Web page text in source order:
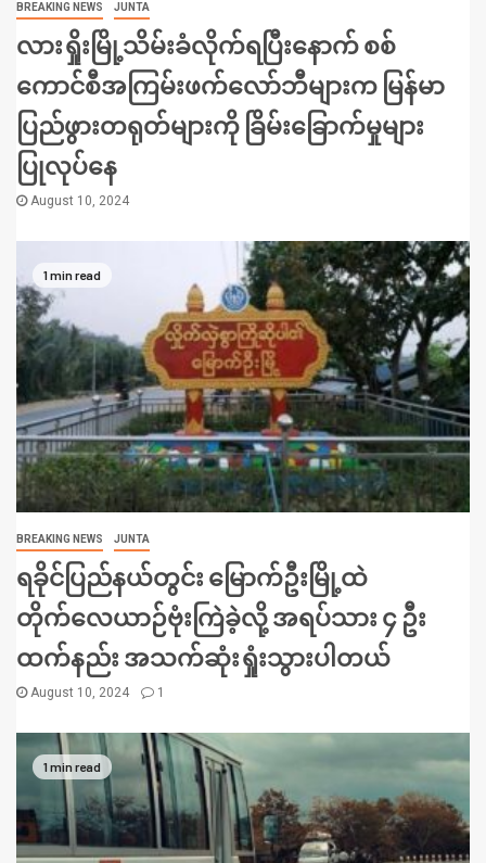
BREAKING NEWS JUNTA
လားရှိုးမြို့သိမ်းခံလိုက်ရပြီးနောက် စစ်
ကောင်စီအကြမ်းဖက်လော်ဘီများက မြန်မာ
ပြည်ဖွားတရုတ်များကို ခြိမ်းခြောက်မှုများ
ပြုလုပ်နေ
August 10, 2024
1 min read
BREAKING NEWS JUNTA
ရခိုင်ပြည်နယ်တွင်း မြောက်ဦးမြို့ထဲ
တိုက်လေယာဉ်ဗုံးကြဲခဲ့လို့ အရပ်သား ၄ ဦး
ထက်နည်း အသက်ဆုံးရှုံးသွားပါတယ်
August 10, 2024 1
1 min read